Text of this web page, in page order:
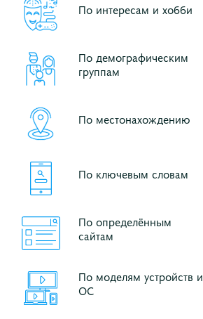
По интересам и хобби
По демографическим
группам
По местонахождению
По ключевым словам
По определённым
сайтам
По моделям устройств и
ОС